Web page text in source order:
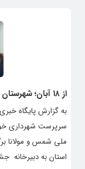
از ۱۸ آبان؛ شهرستان خوی کانون توجه عشاق شمس تبریزی
به گزارش پایگاه
سرپرست شهرداری